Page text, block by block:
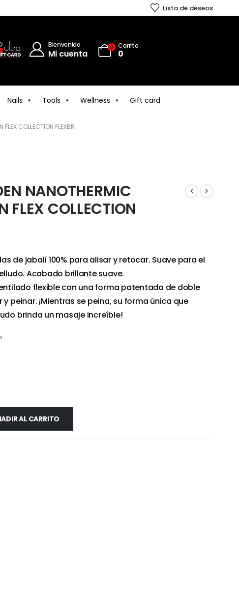
Lista de deseos
Bienvenido
Mi cuenta
0 Carrito
0
Nails Tools Wellness Gift card
COLLECTION FLEXBR
NANOTHERMIC
FLEX COLLECTION
de jabalí 100% para alisar y retocar. Suave para el
Acabado brillante suave.
flexible con una forma patentada de doble
peinar. ¡Mientras se peina, su forma única que
brinda un masaje increíble!
AL CARRITO